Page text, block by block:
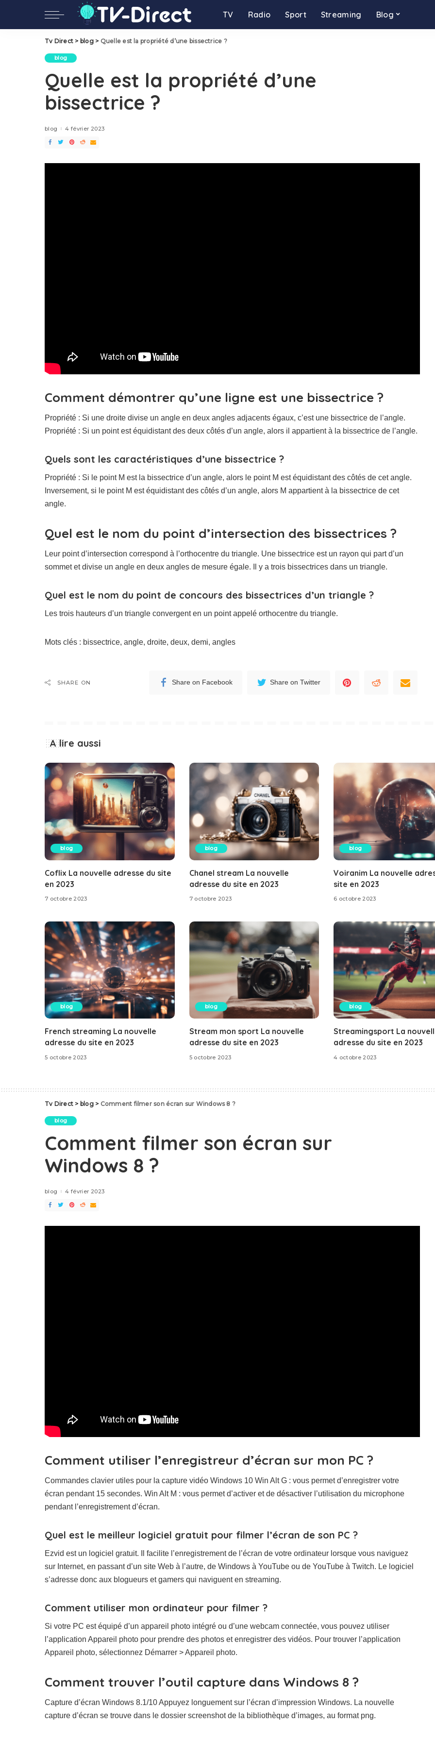
TV Radio Sport Streaming Blog
Tv Direct > blog> Quelle est la propriété d’une bissectrice ?
blog
Quelle est la propriété d’une
bissectrice ?
blog 4 février 2023
Comment démontrer qu’une ligne est une bissectrice ?
Propriété : Si une droite divise un angle en deux angles adjacents égaux, c’est une bissectrice de l’angle.
Propriété : Si un point est équidistant des deux côtés d’un angle, alors il appartient à la bissectrice de l’angle.
Quels sont les caractéristiques d’une bissectrice ?
Propriété : Si le point M est la bissectrice d’un angle, alors le point M est équidistant des côtés de cet angle.
Inversement, si le point M est équidistant des côtés d’un angle, alors M appartient à la bissectrice de cet
angle.
Quel est le nom du point d’intersection des bissectrices ?
Leur point d’intersection correspond à l’orthocentre du triangle. Une bissectrice est un rayon qui part d’un
sommet et divise un angle en deux angles de mesure égale. Il y a trois bissectrices dans un triangle.
Quel est le nom du point de concours des bissectrices d’un triangle ?
Les trois hauteurs d’un triangle convergent en un point appelé orthocentre du triangle.
Mots clés : bissectrice, angle, droite, deux, demi, angles
SHARE ON Share on Facebook Share on Twitter
A lire aussi
blog
Coflix La nouvelle adresse du site
en 2023
7 octobre 2023
blog
Chanel stream La nouvelle
adresse du site en 2023
7 octobre 2023
blog
Voiranim La nouvelle
site en 2023
6 octobre 2023
blog
French streaming La nouvelle
adresse du site en 2023
5 octobre 2023
blog
Stream mon sport La nouvelle
adresse du site en 2023
5 octobre 2023
blog
Streamingsport La
adresse du site en 2023
4 octobre 2023
Tv Direct > blog> Comment filmer son écran sur Windows 8 ?
blog
Comment filmer son écran sur
Windows 8 ?
blog 4 février 2023
Comment utiliser l’enregistreur d’écran sur mon PC ?
Commandes clavier utiles pour la capture vidéo Windows 10 Win Alt G : vous permet d’enregistrer votre
écran pendant 15 secondes. Win Alt M : vous permet d’activer et de désactiver l’utilisation du microphone
pendant l’enregistrement d’écran.
Quel est le meilleur logiciel gratuit pour filmer l’écran de son PC ?
Ezvid est un logiciel gratuit. Il facilite l’enregistrement de l’écran de votre ordinateur lorsque vous naviguez
sur Internet, en passant d’un site Web à l’autre, de Windows à YouTube ou de YouTube à Twitch. Le logiciel
s’adresse donc aux blogueurs et gamers qui naviguent en streaming.
Comment utiliser mon ordinateur pour filmer ?
Si votre PC est équipé d’un appareil photo intégré ou d’une webcam connectée, vous pouvez utiliser
l’application Appareil photo pour prendre des photos et enregistrer des vidéos. Pour trouver l’application
Appareil photo, sélectionnez Démarrer > Appareil photo.
Comment trouver l’outil capture dans Windows 8 ?
Capture d’écran Windows 8.1/10 Appuyez longuement sur l’écran d’impression Windows. La nouvelle
capture d’écran se trouve dans le dossier screenshot de la bibliothèque d’images, au format png.